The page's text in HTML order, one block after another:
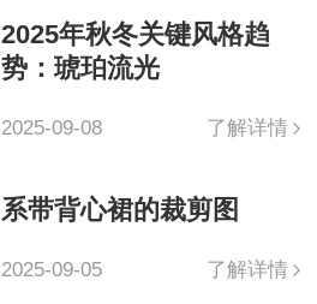
2025年秋冬关键风格趋
势：琥珀流光
2025-09-08 了解详情
系带背心裙的裁剪图
2025-09-05 了解详情